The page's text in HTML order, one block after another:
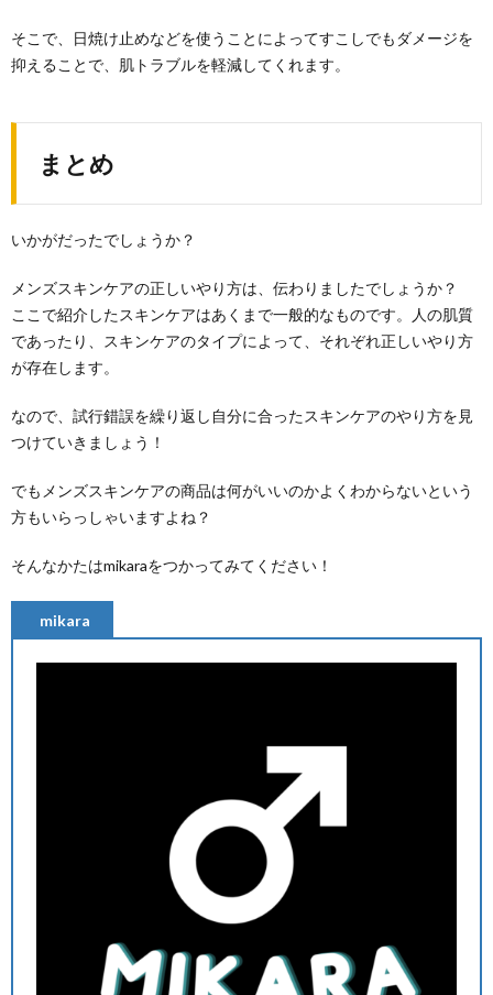
そこで、日焼け止めなどを使うことによってすこしでもダメージを
抑えることで、肌トラブルを軽減してくれます。
まとめ
いかがだったでしょうか？
メンズスキンケアの正しいやり方は、伝わりましたでしょうか？
ここで紹介したスキンケアはあくまで一般的なものです。人の肌質
であったり、スキンケアのタイプによって、それぞれ正しいやり方
が存在します。
なので、試行錯誤を繰り返し自分に合ったスキンケアのやり方を見
つけていきましょう！
でもメンズスキンケアの商品は何がいいのかよくわからないという
方もいらっしゃいますよね？
そんなかたはmikaraをつかってみてください！
mikara